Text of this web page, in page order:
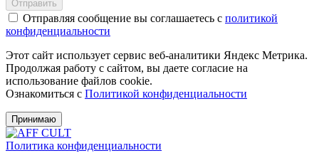
Отправить
Отправляя сообщение вы соглашаетесь с политикой
конфиденциальности
Этот сайт использует сервис веб-аналитики Яндекс Метрика.
Продолжая работу с сайтом, вы даете согласие на
использование файлов cookie.
Ознакомиться с Политикой конфиденциальности
Принимаю
Политика конфиденциальности